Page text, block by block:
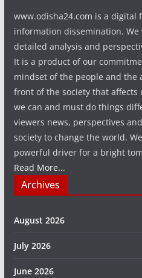
www.odisha24.com is a digital
information dissemination.
detailed analysis and
It is a product of our
mindset of the people and the
front of the society that affects
we can and must do things
viewers news, perspectives
society to change the world.
powerful driver for a bright
Read More...
Archives
August 2026
July 2026
June 2026